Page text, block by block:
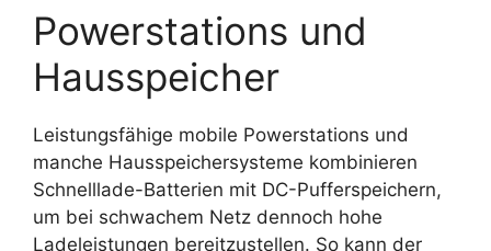
Powerstations und
Hausspeicher
Leistungsfähige mobile Powerstations und
manche Hausspeichersysteme kombinieren
Schnelllade-Batterien mit DC-Pufferspeichern,
um bei schwachem Netz dennoch hohe
Ladeleistungen bereitzustellen. So kann der